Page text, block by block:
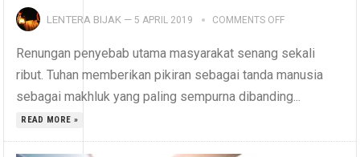
LENTERA BIJAK — 5 APRIL 2019 COMMENTS OFF
Renungan penyebab utama masyarakat senang sekali
ribut. Tuhan memberikan pikiran sebagai tanda manusia
sebagai makhluk yang paling sempurna dibanding...
READ MORE »